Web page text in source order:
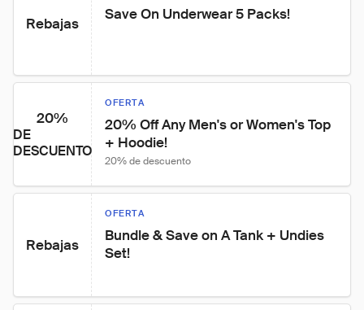
Rebajas
Save On Underwear 5 Packs!
20%
DE
DESCUENTO
OFERTA
20% Off Any Men's or Women's Top
+ Hoodie!
20% de descuento
Rebajas
OFERTA
Bundle & Save on A Tank + Undies
Set!